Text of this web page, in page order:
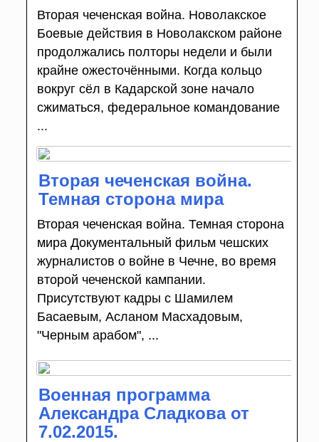
Вторая чеченская война. Новолакское
Боевые действия в Новолакском районе
продолжались полторы недели и были
крайне ожесточёнными. Когда кольцо
вокруг сёл в Кадарской зоне начало
сжиматься, федеральное командование
...
Вторая чеченская война.
Темная сторона мира
Вторая чеченская война. Темная сторона
мира Документальный фильм чешских
журналистов о войне в Чечне, во время
второй чеченской кампании.
Присутствуют кадры с Шамилем
Басаевым, Асланом Масхадовым,
"Черным арабом", ...
Военная программа
Александра Сладкова от
7.02.2015.